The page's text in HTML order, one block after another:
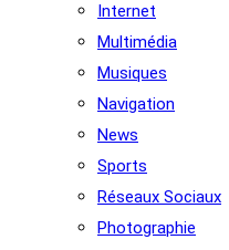
Internet
Multimédia
Musiques
Navigation
News
Sports
Réseaux Sociaux
Photographie